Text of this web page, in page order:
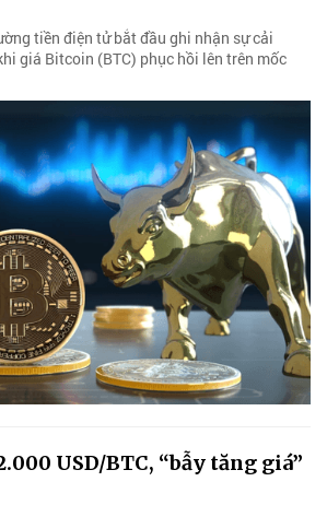
tiền điện tử bắt đầu ghi nhận sự cải
giá Bitcoin (BTC) phục hồi lên trên mốc
USD/BTC, “bẫy tăng giá”